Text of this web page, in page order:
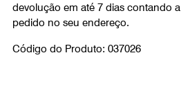
devolução em até 7 dias contando
pedido no seu endereço.
Código do Produto: 037026